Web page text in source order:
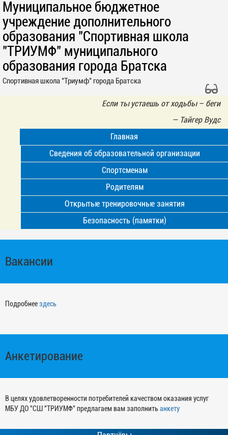
Муниципальное бюджетное
учреждение дополнительного
образования "Спортивная школа
"ТРИУМФ" муниципального
образования города Братска
Спортивная школа "Триумф" города Братска
Если ты устаешь от ходьбы – беги
— Тайгер Вудс
Главная
Сведения об образовательной организации
Спортсменам
Родителям
Открытые тренировочные занятия
Безопасность (памятки)
Вакансии
Подробнеездесь
Анкетирование
В целях удовлетворенности потребителей качеством оказания услуг
МБУ ДО "СШ "ТРИУМФ" предлагаем вам заполнитьанкету